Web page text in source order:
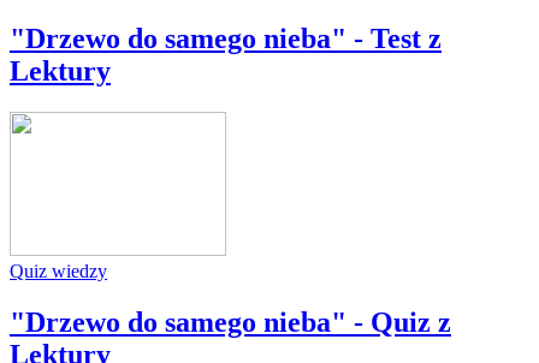
"Drzewo do samego nieba" - Test z
Lektury
Quiz wiedzy
"Drzewo do samego nieba" - Quiz z
Lektury